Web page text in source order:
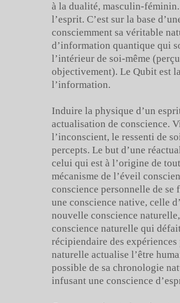
à la dualité, masculin-
l’esprit. C’est sur la base
consciemment sa véritable
d’information quantique qui
l’intérieur de soi-même
objectivement). Le Qubit est
l’information.
Induire la physique d’un
actualisation de conscience.
l’inconscient, le ressenti de
percepts. Le but d’une
celui qui est à l’origine de
mécanisme de l’éveil
conscience personnelle de
une conscience native, celle
nouvelle conscience
conscience naturelle qui
récipiendaire des
naturelle actualise l’être
possible de sa chronologie
infusant une conscience